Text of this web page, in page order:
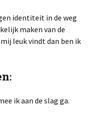
identiteit in de weg
maken van de
leuk vindt dan ben ik
ik aan de slag ga.